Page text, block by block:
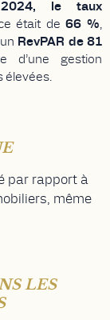
le taux
était de66 %,
RevPAR de 81
d’une gestion
élevées.
par rapport à
même
LES